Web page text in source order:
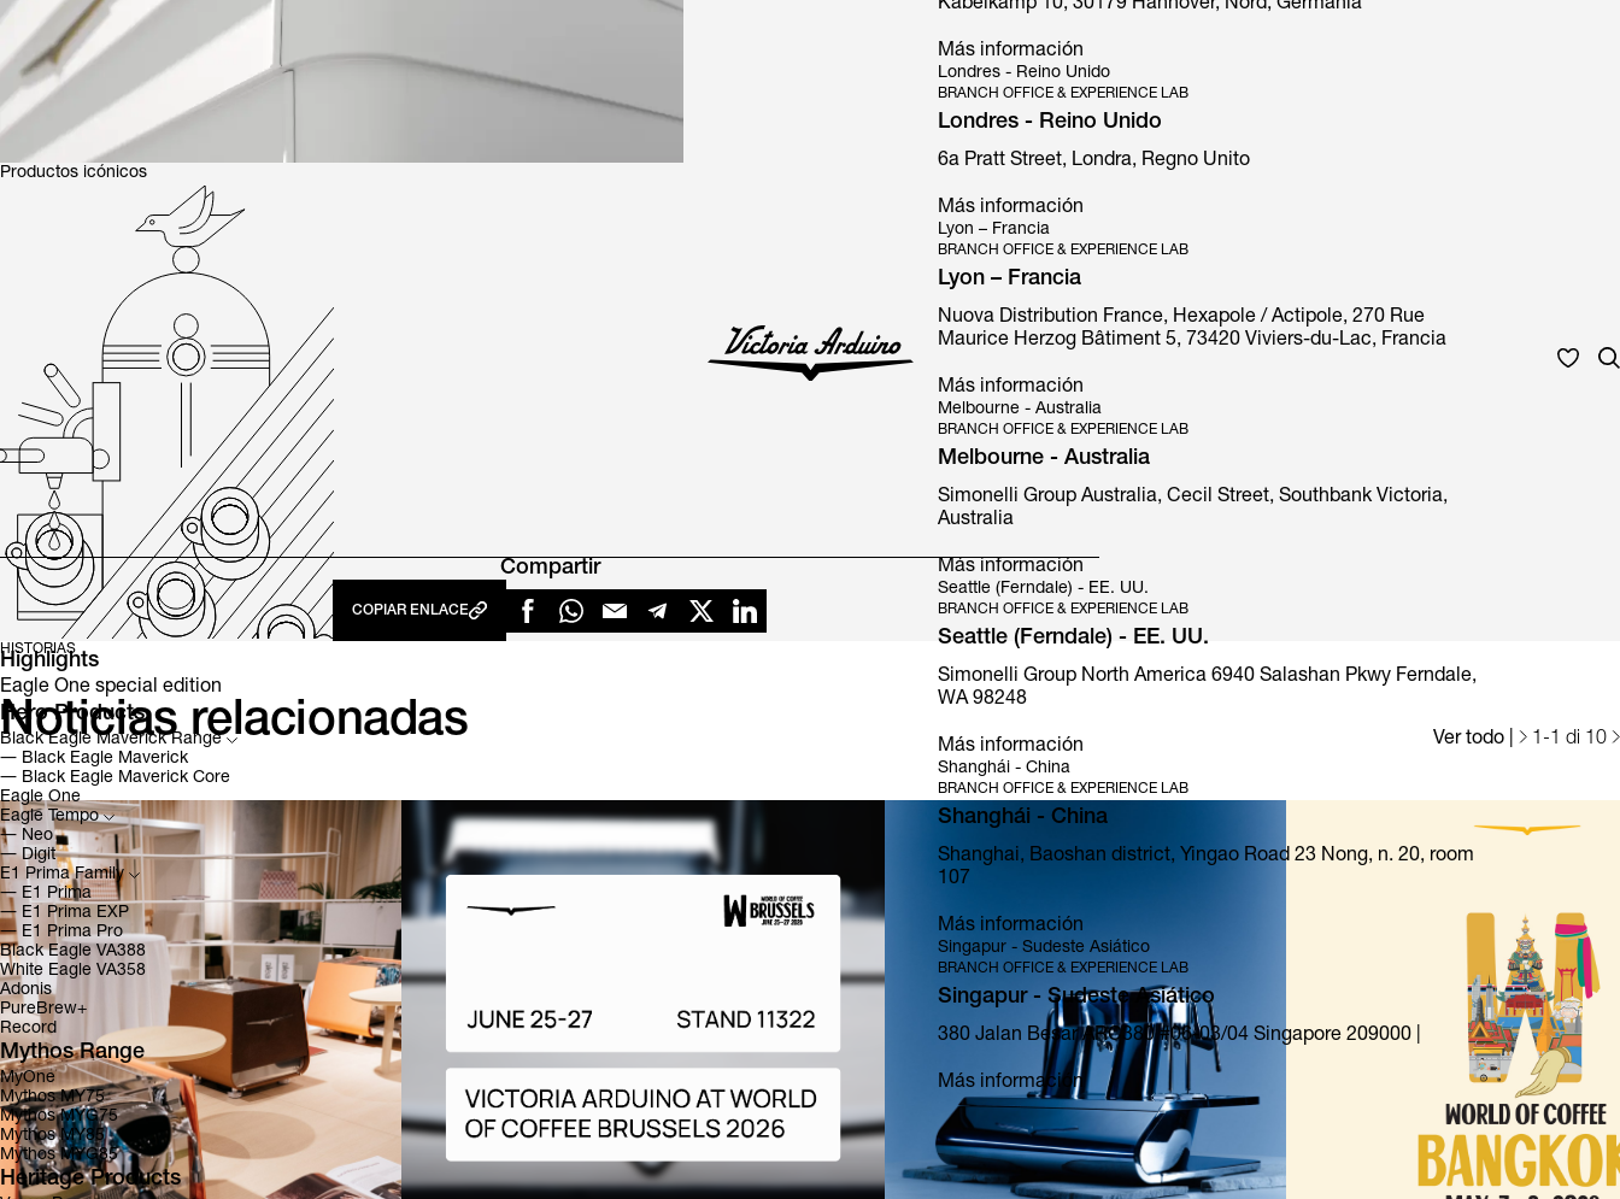
Productos icónicos
Highlights
Eagle One special edition E1 Prima special edition
Hero Products
Black Eagle Maverick Range
― Black Eagle Maverick
― Black Eagle Maverick Core
Eagle One
Eagle Tempo
― Neo
―Digit
E1 Prima Family
― E1 Prima
― E1 Prima EXP
― E1 Prima Pro
Black Eagle VA388
White Eagle VA358
Adonis
PureBrew+
Record
Mythos Range
MyOne
Mythos MY75
Mythos MYG75
Mythos MY85
Mythos MYG85
Heritage Products
Kabelkamp 10, 30179 Hannover, Nord, Germania
Más información
Londres - Reino Unido
BRANCH OFFICE & EXPERIENCE LAB
Londres - Reino Unido
6a Pratt Street, Londra, Regno Unito
Más información
Lyon – Francia
BRANCH OFFICE & EXPERIENCE LAB
Lyon – Francia
Nuova Distribution France, Hexapole / Actipole, 270 Rue
Maurice Herzog Bâtiment 5, 73420 Viviers-du-Lac, Francia
Más información
Melbourne - Australia
BRANCH OFFICE & EXPERIENCE LAB
Melbourne - Australia
Simonelli Group Australia, Cecil Street, Southbank Victoria,
Australia
Más información
Seattle (Ferndale) - EE. UU.
BRANCH OFFICE & EXPERIENCE LAB
Seattle (Ferndale) - EE. UU.
Simonelli Group North America 6940 Salashan Pkwy Ferndale,
WA 98248
Más información
Shanghái - China
BRANCH OFFICE & EXPERIENCE LAB
Shanghái - China
Shanghai, Baoshan district, Yingao Road 23 Nong, n. 20, room
107
Más información
Singapur - Sudeste Asiático
BRANCH OFFICE & EXPERIENCE LAB
Singapur - Sudeste Asiático
380 Jalan Besar ARC380 #06-03/04 Singapore 209000 |
Más información
Compartir
COPIAR ENLACE
HISTORIAS
Noticias relacionadas Ver todo 1 - 1 di 10